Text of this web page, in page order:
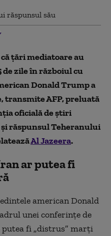
răspunsul său
ţări mediatoare au
zile în războiul cu
Donald Trump a
transmite AFP, preluată
oficială de știri
răspunsul Teheranului
Al Jazeera.
ar putea fi
american Donald
unei conferințe de
putea fi „distrus” marţi